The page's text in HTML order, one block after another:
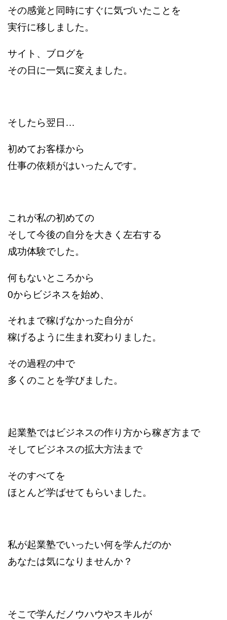
その感覚と同時にすぐに気づいたことを
実行に移しました。
サイト、ブログを
その日に一気に変えました。
そしたら翌日…
初めてお客様から
仕事の依頼がはいったんです。
これが私の初めての
そして今後の自分を大きく左右する
成功体験でした。
何もないところから
0からビジネスを始め、
それまで稼げなかった自分が
稼げるように生まれ変わりました。
その過程の中で
多くのことを学びました。
起業塾ではビジネスの作り方から稼ぎ方まで
そしてビジネスの拡大方法まで
そのすべてを
ほとんど学ばせてもらいました。
私が起業塾でいったい何を学んだのか
あなたは気になりませんか？
そこで学んだノウハウやスキルが